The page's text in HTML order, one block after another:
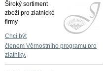
Široký sortiment
zboží pro zlatnické
firmy
Chci být
členem Věrnostního programu pro
zlatníky.